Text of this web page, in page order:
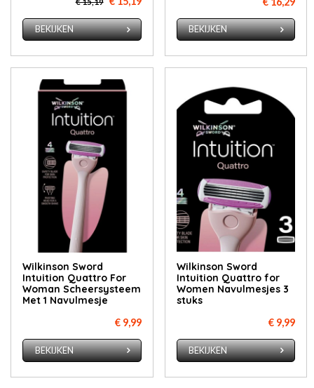
BEKIJKEN BEKIJKEN
Wilkinson Sword
Intuition Quattro For
Woman Scheersysteem
Met 1 Navulmesje
€ 9,99
BEKIJKEN
Wilkinson Sword
Intuition Quattro for
Women Navulmesjes 3
stuks
€ 9,99
BEKIJKEN